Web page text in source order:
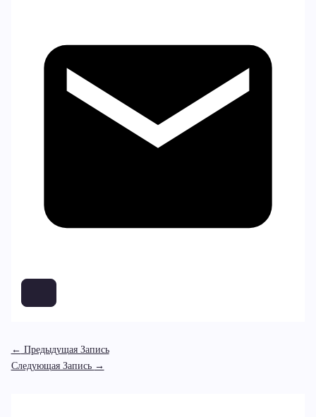
← Предыдущая Запись
Следующая Запись →